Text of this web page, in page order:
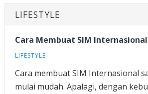
LIFESTYLE
Cara Membuat SIM
LIFESTYLE
Cara membuat SIM Internasional
mulai mudah. Apalagi, dengan